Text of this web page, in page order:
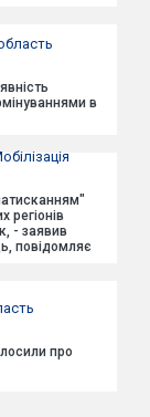
в
регіонів
- заявив
повідомляє
про